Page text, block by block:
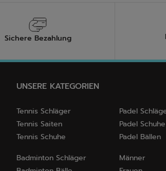
Sichere Bezahlung
UNSERE KATEGORIEN
Tennis Schläger
Tennis Saiten
Tennis Schuhe
Padel
Padel Schuhe
Padel Bällen
Badminton Schläger
Männer